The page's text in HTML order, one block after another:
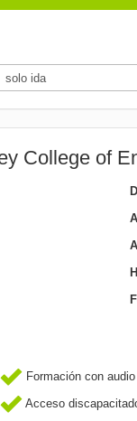
College of
Formación con audio
Acceso